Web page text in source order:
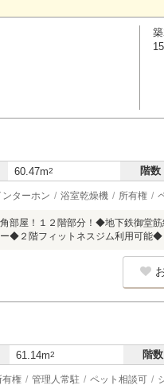
60.47m2 階数
ターホン 浴室乾燥機 所有権
部屋！１２階部分！◆地下鉄御堂
◆２階フィットネスジム利用可能◆
61.14m2 階数
有権 管理人常駐 ペット相談可